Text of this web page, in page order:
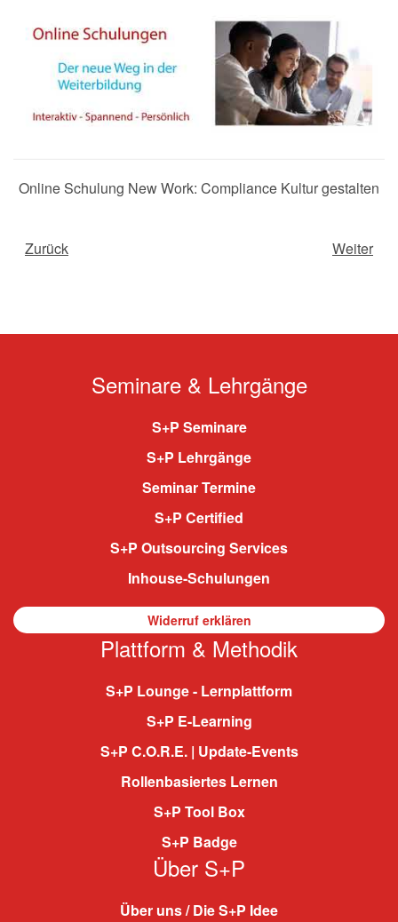
Online Schulung New Work: Compliance Kultur gestalten
Zurück Weiter
Seminare & Lehrgänge
S+P Seminare
S+P Lehrgänge
Seminar Termine
S+P Certified
S+P Outsourcing Services
Inhouse-Schulungen
Widerruf erklären
Plattform & Methodik
S+P Lounge - Lernplattform
S+P E-Learning
S+P C.O.R.E. | Update-Events
Rollenbasiertes Lernen
S+P Tool Box
S+P Badge
Über S+P
Über uns / Die S+P Idee